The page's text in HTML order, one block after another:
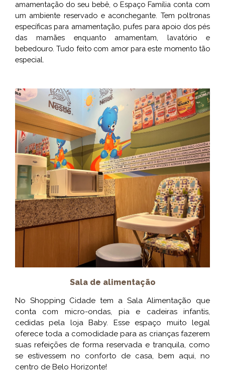
amamentação do seu bebê, o Espaço Família conta com
um ambiente reservado e aconchegante. Tem poltronas
específicas para amamentação, pufes para apoio dos pés
das mamães enquanto amamentam, lavatório e
bebedouro. Tudo feito com amor para este momento tão
especial.
Sala de alimentação
No Shopping Cidade tem a Sala Alimentação que
conta com micro-ondas, pia e cadeiras infantis,
cedidas pela loja Baby. Esse espaço muito legal
oferece toda a comodidade para as crianças fazerem
suas refeições de forma reservada e tranquila, como
se estivessem no conforto de casa, bem aqui, no
centro de Belo Horizonte!